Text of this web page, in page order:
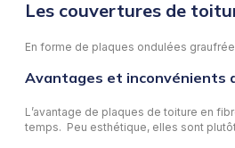
Les couvertures de
En forme de plaques ondulées
Avantages et inconvénients
L’avantage de plaques de toiture en
temps. Peu esthétique, elles sont